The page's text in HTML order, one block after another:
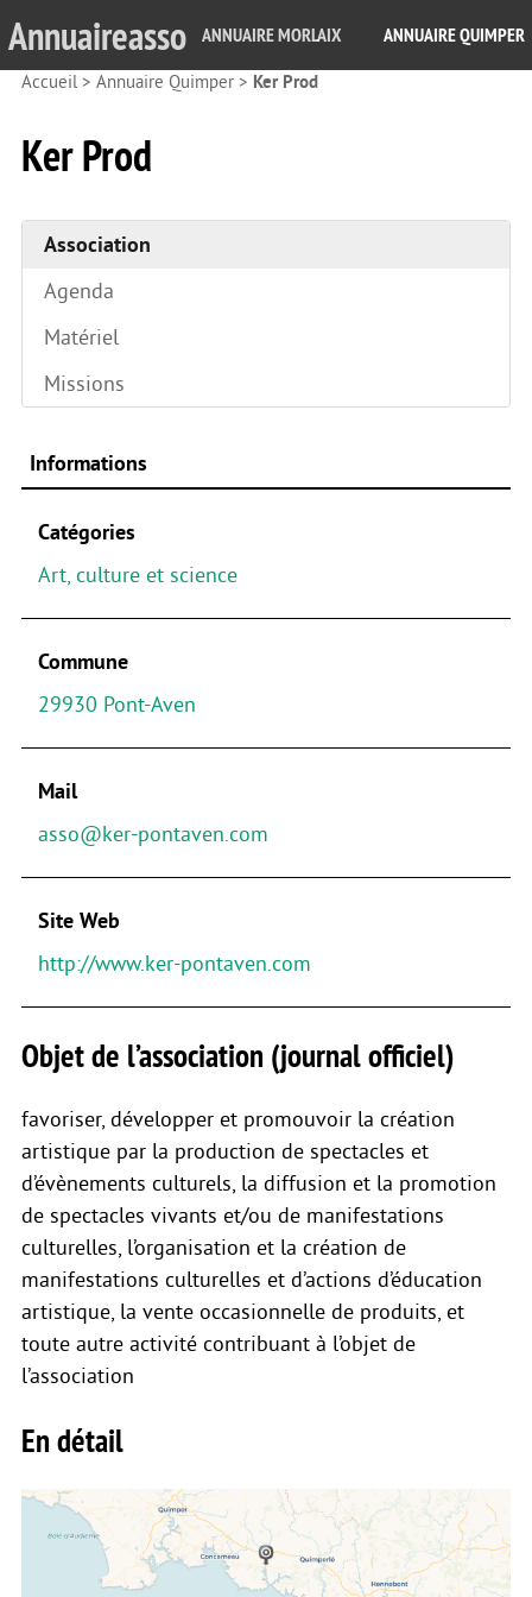
Annuaireasso ANNUAIRE MORLAIX ANNUAIRE QUIMPER
Accueil> Annuaire Quimper > Ker Prod
Ker Prod
Association
Agenda
Matériel
Missions
Informations
Catégories
Art, culture et science
Commune
29930 Pont-Aven
Mail
asso@ker-pontaven.com
Site Web
http://www.ker-pontaven.com
Objet de l’association (journal officiel)
favoriser, développer et promouvoir la création
artistique par la production de spectacles et
d’évènements culturels, la diffusion et la promotion
de spectacles vivants et/ou de manifestations
culturelles, l’organisation et la création de
manifestations culturelles et d’actions d’éducation
artistique, la vente occasionnelle de produits, et
toute autre activité contribuant à l’objet de
l’association
En détail